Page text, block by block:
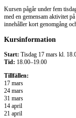
Kursen pågår under fem
med en gemensam aktivitet
innehåller kort genomgång
Kursinformation
Start: Tisdag 17 mars kl.
Tid: 18.00–19.00
Tillfällen:
17 mars
24 mars
31 mars
14 april
21 april